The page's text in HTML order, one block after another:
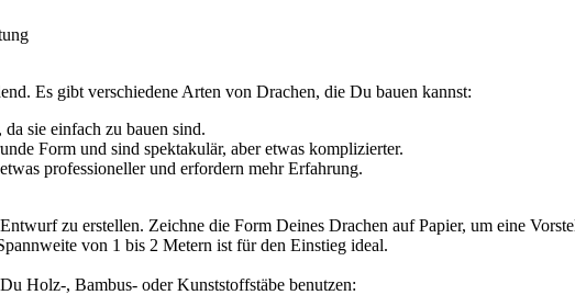
Es gibt verschiedene Arten von Drachen, die Du bauen kannst:
sie einfach zu bauen sind.
Form und sind spektakulär, aber etwas komplizierter.
professioneller und erfordern mehr Erfahrung.
zu erstellen. Zeichne die Form Deines Drachen auf Papier, um eine
von 1 bis 2 Metern ist für den Einstieg ideal.
Holz-, Bambus- oder Kunststoffstäbe benutzen: